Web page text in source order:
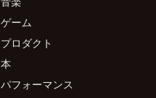
ゲーム
プロダクト
本
パフォーマンス